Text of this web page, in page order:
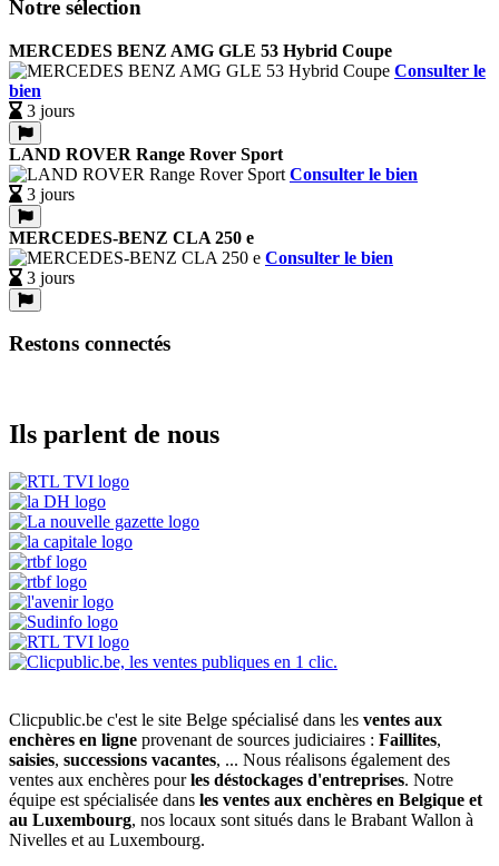
Notre sélection
MERCEDES BENZ AMG GLE 53 Hybrid Coupe
Consulter le
bien
3 jours
LAND ROVER Range Rover Sport
Consulter le bien
3 jours
MERCEDES-BENZ CLA 250 e
Consulter le bien
3 jours
Restons connectés
Ils parlent de nous
Clicpublic.be c'est le site Belge spécialisé dans les ventes aux
enchères en ligne provenant de sources judiciaires : Faillites,
saisies, successions vacantes, ... Nous réalisons également des
ventes aux enchères pourles déstockages d'entreprises. Notre
équipe est spécialisée dans les ventes aux enchères en Belgique et
au Luxembourg, nos locaux sont situés dans le Brabant Wallon à
Nivelles et au Luxembourg.